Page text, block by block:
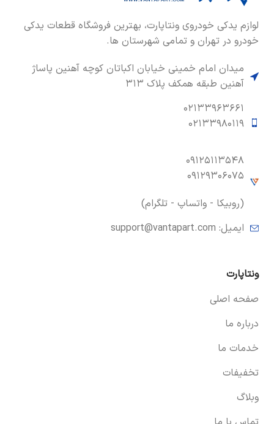
لوازم یدکی خودروی ونتاپارت، بهترین فروشگاه قطعات یدکی
خودرو در تهران و تمامی شهرستان ها.
میدان امام خمینی خیابان اکباتان کوچه آهنین پاساژ
آهنین طبقه همکف پلاک ۳۱۳
۰۲۱۳۳۹۶۳۶۶۱
۰۲۱۳۳۹۸۰۱۱۹
۰۹۱۲۵۱۱۳۵۴۸
۰۹۱۲۹۳۰۶۰۷۵
(روبیکا - واتساپ - تلگرام)
ایمیل: support@vantapart.com
ونتاپارت
صفحه اصلی
درباره ما
خدمات ما
تخفیفات
وبلاگ